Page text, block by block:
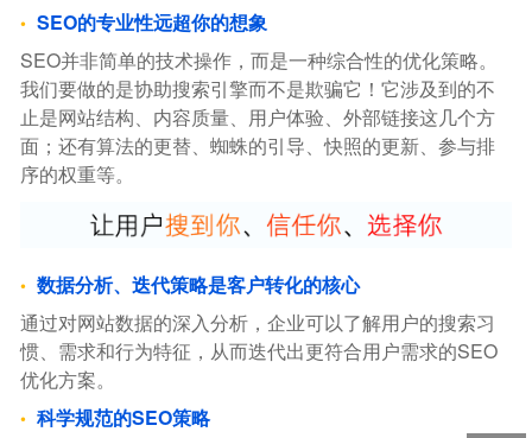
SEO的专业性远超你的想象
SEO并非简单的技术操作，而是一种综合性的优化策略。
我们要做的是协助搜索引擎而不是欺骗它！它涉及到的不
止是网站结构、内容质量、用户体验、外部链接这几个方
面；还有算法的更替、蜘蛛的引导、快照的更新、参与排
序的权重等。
数据分析、迭代策略是客户转化的核心
通过对网站数据的深入分析，企业可以了解用户的搜索习
惯、需求和行为特征，从而迭代出更符合用户需求的SEO
优化方案。
科学规范的SEO策略